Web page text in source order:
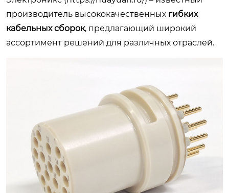
производитель высококачественных гибких
кабельных сборок, предлагающий широкий
ассортимент решений для различных отраслей.